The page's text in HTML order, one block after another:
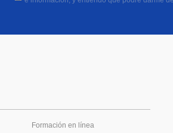
Formación en línea